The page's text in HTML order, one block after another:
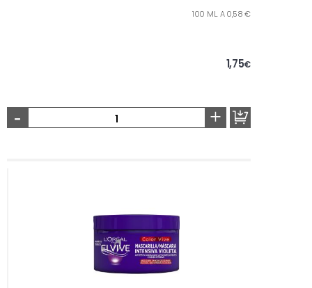
100 ML. A 0,58 €
1,75€
- +